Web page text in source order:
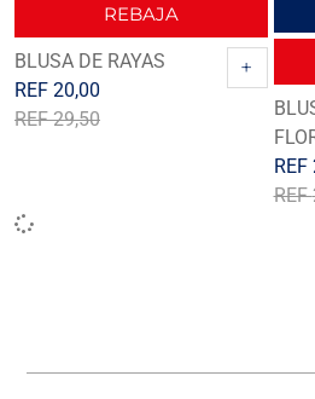
REBAJA
BLUSA DE RAYAS
REF29,50
REF 20,00
+
REF
REF